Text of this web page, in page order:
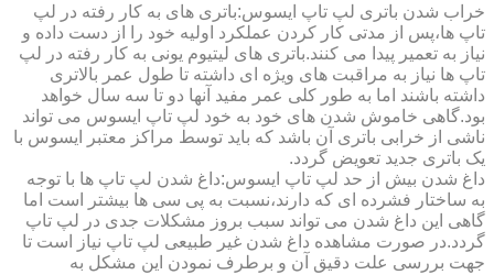
خراب شدن باتری لپ تاپ ایسوس:باتری های به کار رفته در لپ
تاپ ها،پس از مدتی کار کردن عملکرد اولیه خود را از دست داده و
نیاز به تعمیر پیدا می کنند.باتری های لیتیوم یونی به کار رفته در لپ
تاپ ها نیاز به مراقبت های ویژه ای داشته تا طول عمر بالاتری
داشته باشند اما به طور کلی عمر مفید آنها دو تا سه سال خواهد
بود.گاهی خاموش شدن های خود به خود لپ تاپ ایسوس می تواند
ناشی از خرابی باتری آن باشد که باید توسط مراکز معتبر ایسوس با
یک باتری جدید تعویض گردد.
داغ شدن بیش از حد لپ تاپ ایسوس:داغ شدن لپ تاپ ها با توجه
به ساختار فشرده ای که دارند،نسبت به پی سی ها بیشتر است اما
گاهی این داغ شدن می تواند سبب بروز مشکلات جدی در لپ تاپ
گردد.در صورت مشاهده داغ شدن غیر طبیعی لپ تاپ نیاز است تا
جهت بررسی علت دقیق آن و برطرف نمودن این مشکل به